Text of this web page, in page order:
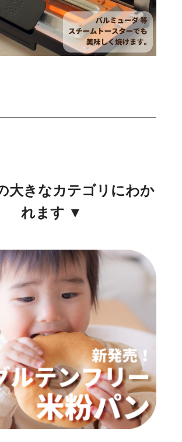
大きなカテゴリにわか
れます ▼